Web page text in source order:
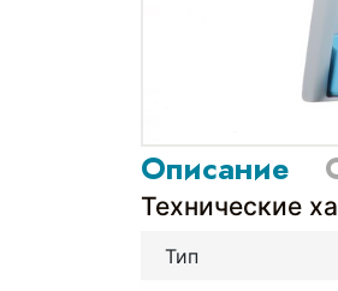
Описание
Технические
Тип